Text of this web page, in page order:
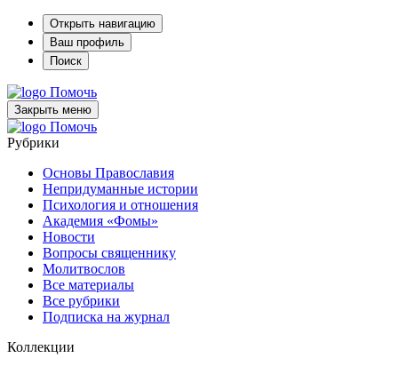
Открыть навигацию
Ваш профиль
Поиск
Помочь
Закрыть меню
Помочь
Рубрики
Основы Православия
Непридуманные истории
Психология и отношения
Академия «Фомы»
Новости
Вопросы священнику
Молитвослов
Все материалы
Все рубрики
Подписка на журнал
Коллекции